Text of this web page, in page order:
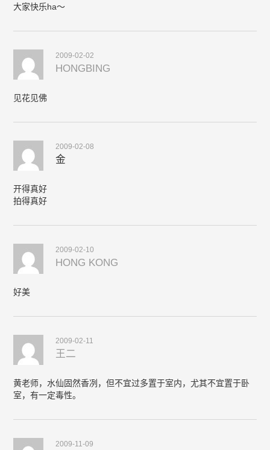
大家快乐ha～
2009-02-02
HONGBING
见花见佛
2009-02-08
金
开得真好
拍得真好
2009-02-10
HONG KONG
好美
2009-02-11
王二
黄老师，水仙固然香冽，但不宜过多置于室内，尤其不宜置于卧
室，有一定毒性。
2009-11-09